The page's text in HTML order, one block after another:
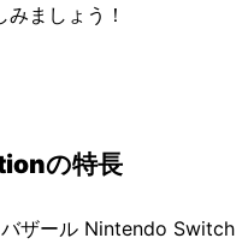
ましょう！
の特長
バザール Nintendo Switch